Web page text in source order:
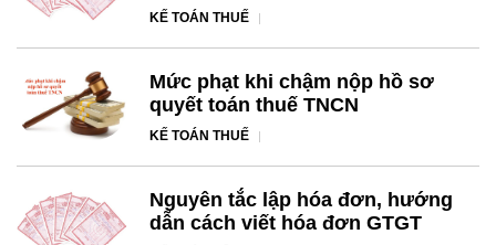
KẾ TOÁN THUẾ
Mức phạt khi chậm nộp hồ sơ
quyết toán thuế TNCN
KẾ TOÁN THUẾ
Nguyên tắc lập hóa đơn, hướng
dẫn cách viết hóa đơn GTGT